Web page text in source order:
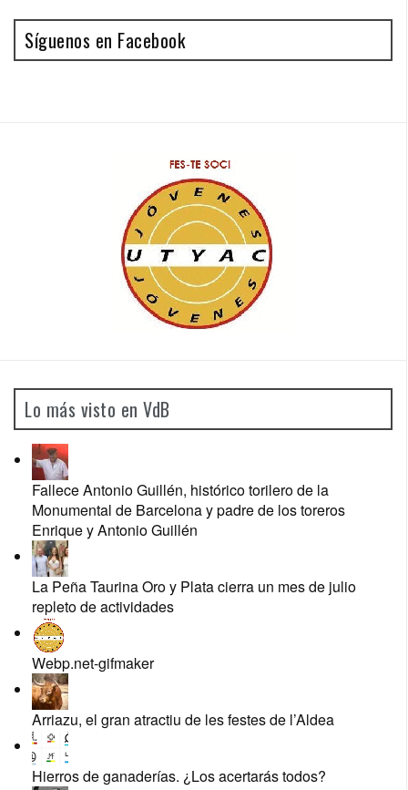
Síguenos en Facebook
Lo más visto en VdB
Fallece Antonio Guillén, histórico torilero de la
Monumental de Barcelona y padre de los toreros
Enrique y Antonio Guillén
La Peña Taurina Oro y Plata cierra un mes de julio
repleto de actividades
Webp.net-gifmaker
Arriazu, el gran atractiu de les festes de l’Aldea
Hierros de ganaderías. ¿Los acertarás todos?